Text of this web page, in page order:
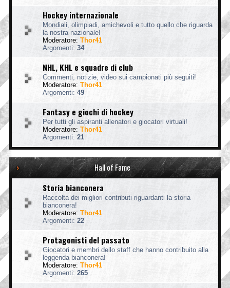
Hockey internazionale
Mondiali, olimpiadi, amichevoli e tutto quello che riguarda
la nostra nazionale!
Moderatore: Thor41
Argomenti: 34
NHL, KHL e squadre di club
Commenti, notizie, video sui campionati più seguiti!
Moderatore: Thor41
Argomenti: 49
Fantasy e giochi di hockey
Per tutti gli aspiranti allenatori e giocatori virtuali!
Moderatore: Thor41
Argomenti: 21
Hall of Fame
Storia bianconera
Raccolta dei migliori contributi riguardanti la storia
bianconera!
Moderatore: Thor41
Argomenti: 22
Protagonisti del passato
Giocatori e membri dello staff che hanno contribuito alla
leggenda bianconera!
Moderatore: Thor41
Argomenti: 265